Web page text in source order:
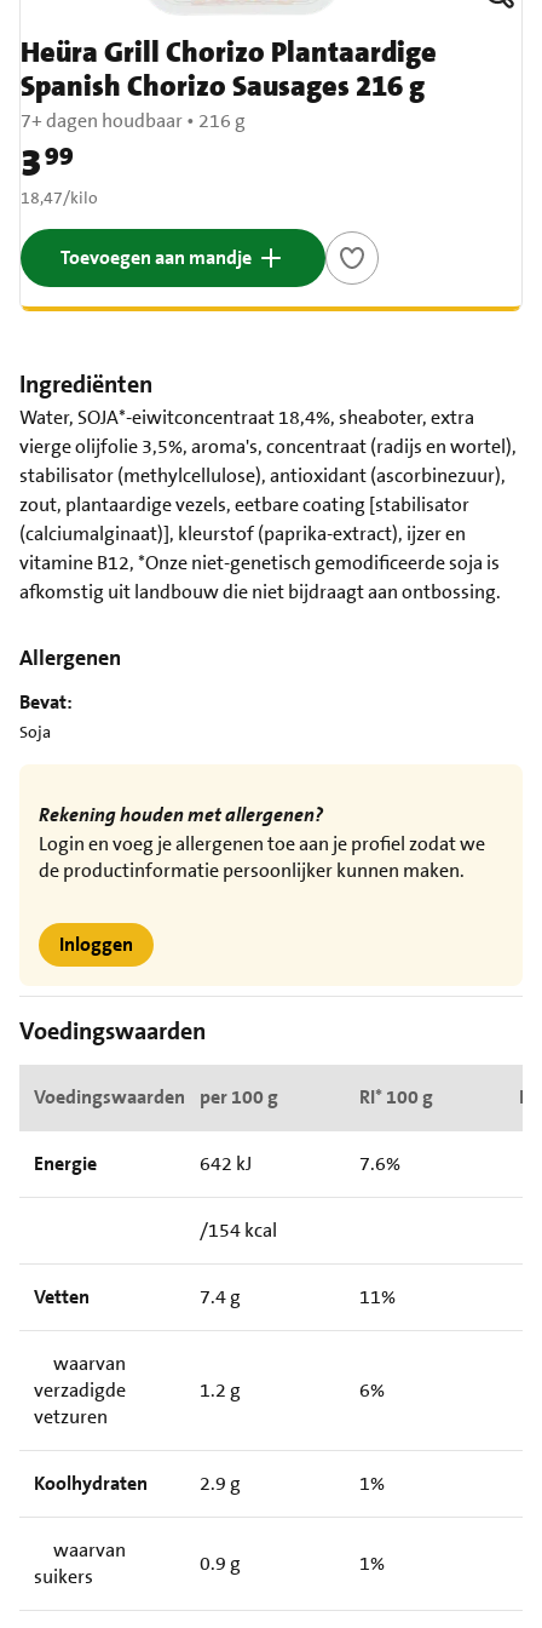
Heüra Grill Chorizo Plantaardige
Spanish Chorizo Sausages 216 g
7+ dagen houdbaar• 216 g
Prijs: € 3,99
399
€ 18,47 per kilo
18,47/kilo
Toevoegen aan mandje
Ingrediënten
Water, SOJA*-eiwitconcentraat 18,4%, sheaboter, extra
vierge olijfolie 3,5%, aroma's, concentraat (radijs en wortel),
stabilisator (methylcellulose), antioxidant (ascorbinezuur),
zout, plantaardige vezels, eetbare coating [stabilisator
(calciumalginaat)], kleurstof (paprika-extract), ijzer en
vitamine B12, *Onze niet-genetisch gemodificeerde soja is
afkomstig uit landbouw die niet bijdraagt aan ontbossing.
Allergenen
Bevat:
Soja
Rekening houden met allergenen?
Login en voeg je allergenen toe aan je profiel zodat we
de productinformatie persoonlijker kunnen maken.
Inloggen
Voedingswaarden
Voedingswaarden per 100 g RI* 100 g
Energie 642 kJ 7.6%
/154 kcal
Vetten 7.4 g 11%
waarvan
verzadigde
vetzuren
1.2 g 6%
Koolhydraten 2.9 g 1%
waarvan
suikers
0.9 g 1%